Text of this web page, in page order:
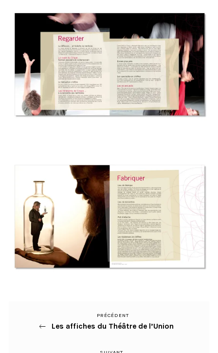
Navigation
Article
précédent
PRÉCÉDENT
Les affiches du Théâtre de l’Union